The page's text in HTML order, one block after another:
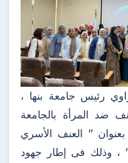
رئيس جامعة بنها ،
ضد المرأة بالجامعة
بعنوان " العنف الأسري
" ، وذلك فى إطار جهود